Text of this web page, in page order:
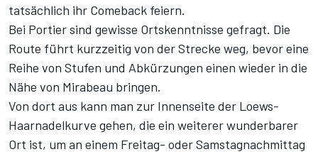
tatsächlich ihr Comeback feiern.
Bei Portier sind gewisse Ortskenntnisse gefragt. Die
Route führt kurzzeitig von der Strecke weg, bevor eine
Reihe von Stufen und Abkürzungen einen wieder in die
Nähe von Mirabeau bringen.
Von dort aus kann man zur Innenseite der Loews-
Haarnadelkurve gehen, die ein weiterer wunderbarer
Ort ist, um an einem Freitag- oder Samstagnachmittag